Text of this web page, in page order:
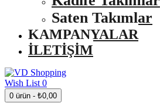
Saten Takımlar
KAMPANYALAR
İLETIŞIM
Wish List 0
0 ürün - ₺0,00